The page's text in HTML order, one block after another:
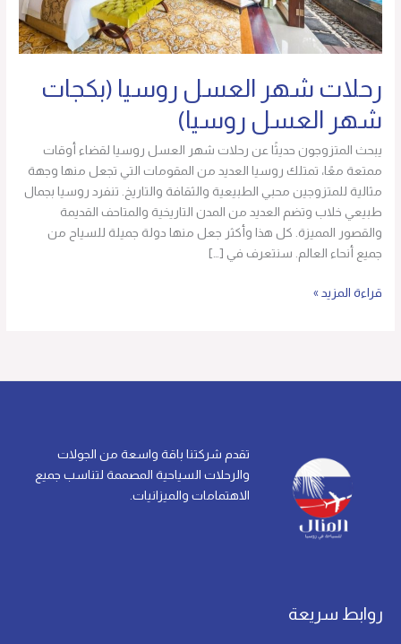
رحلات شهر العسل روسيا (بكجات
شهر العسل روسيا)
يبحث المتزوجون حديثًا عن رحلات شهر العسل روسيا لقضاء أوقات
ممتعة معًا، تمتلك روسيا العديد من المقومات التي تجعل منها وجهة
مثالية للمتزوجين محبي الطبيعية والثقافة والتاريخ. تنفرد روسيا بجمال
طبيعي خلاب وتضم العديد من المدن التاريخية والمتاحف القديمة
والقصور المميزة. كل هذا وأكثر جعل منها دولة جميلة للسياح من
جميع أنحاء العالم. سنتعرف في […]
قراءة المزيد »
تقدم شركتنا باقة واسعة من الجولات
والرحلات السياحية المصممة لتناسب جميع
الاهتمامات والميزانيات.
روابط سريعة